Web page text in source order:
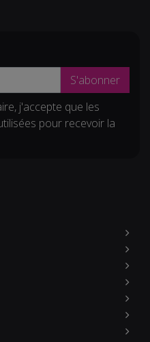
S'abonner
j'accepte que les
pour recevoir la